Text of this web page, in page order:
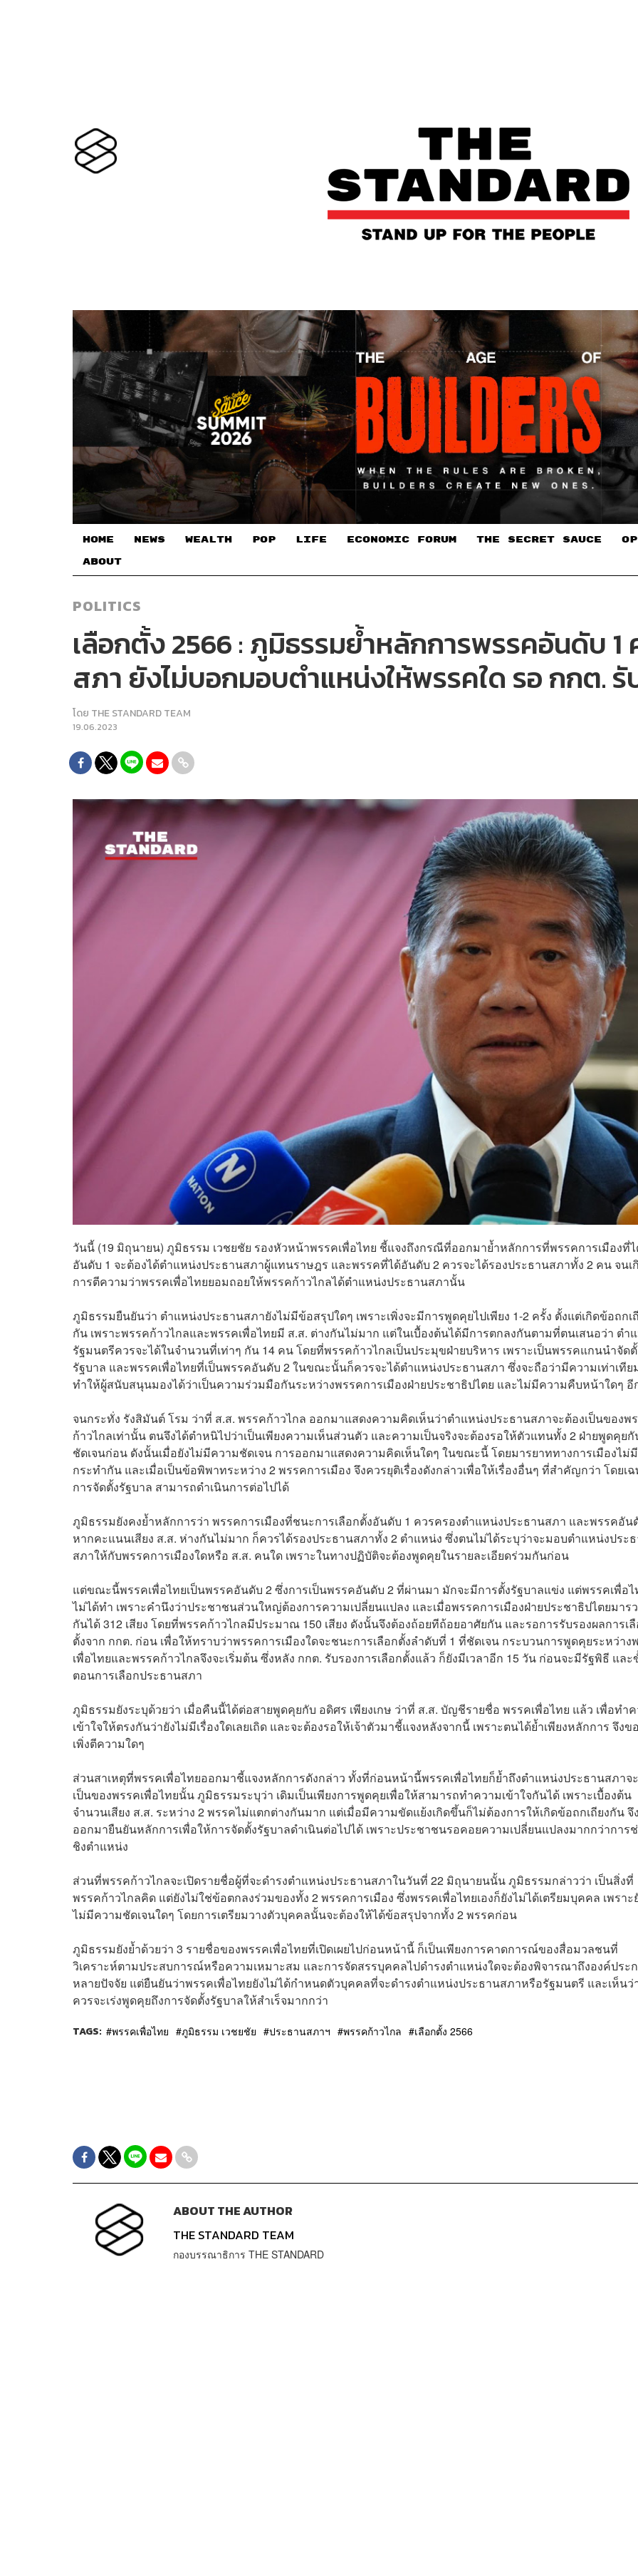
HOME NEWS WEALTH POP LIFE ECONOMIC FORUM THE SECRET SAUCE​
ABOUT
POLITICS
เลือกตั้ง 2566 : ภูมิธรรมย้ำหลักการพรรคอันดับ 1
สภา ยังไม่บอกมอบตำแหน่งให้พรรคใด รอ กกต.
โดย THE STANDARD TEAM
19.06.2023
วันนี้ (19 มิถุนายน) ภูมิธรรม เวชยชัย รองหัวหน้าพรรคเพื่อไทย ชี้แจงถึงกรณีที่ออกมาย้ำหลักการที่พรรคการเมืองที่
อันดับ 1 จะต้องได้ตำแหน่งประธานสภาผู้แทนราษฎร และพรรคที่ได้อันดับ 2 ควรจะได้รองประธานสภาทั้ง 2 คน จนเ
การตีความว่าพรรคเพื่อไทยยอมถอยให้พรรคก้าวไกลได้ตำแหน่งประธานสภานั้น
ภูมิธรรมยืนยันว่า ตำแหน่งประธานสภายังไม่มีข้อสรุปใดๆ เพราะเพิ่งจะมีการพูดคุยไปเพียง 1-2 ครั้ง ตั้งแต่เกิดข้อถกเ
กัน เพราะพรรคก้าวไกลและพรรคเพื่อไทยมี ส.ส. ต่างกันไม่มาก แต่ในเบื้องต้นได้มีการตกลงกันตามที่ตนเสนอว่า ตำ
รัฐมนตรีควรจะได้ในจำนวนที่เท่าๆ กัน 14 คน โดยที่พรรคก้าวไกลเป็นประมุขฝ่ายบริหาร เพราะเป็นพรรคแกนนำจัด
รัฐบาล และพรรคเพื่อไทยที่เป็นพรรคอันดับ 2 ในขณะนั้นก็ควรจะได้ตำแหน่งประธานสภา ซึ่งจะถือว่ามีความเท่าเที
ทำให้ผู้สนับสนุนมองได้ว่าเป็นความร่วมมือกันระหว่างพรรคการเมืองฝ่ายประชาธิปไตย และไม่มีความคืบหน้าใดๆ
จนกระทั่ง รังสิมันต์ โรม ว่าที่ ส.ส. พรรคก้าวไกล ออกมาแสดงความคิดเห็นว่าตำแหน่งประธานสภาจะต้องเป็นของพ
ก้าวไกลเท่านั้น ตนจึงได้ตำหนิไปว่าเป็นเพียงความเห็นส่วนตัว และความเป็นจริงจะต้องรอให้ตัวแทนทั้ง 2 ฝ่ายพูดคุย
ชัดเจนก่อน ดังนั้นเมื่อยังไม่มีความชัดเจน การออกมาแสดงความคิดเห็นใดๆ ในขณะนี้ โดยมารยาททางการเมืองไม่
กระทำกัน และเมื่อเป็นข้อพิพาทระหว่าง 2 พรรคการเมือง จึงควรยุติเรื่องดังกล่าวเพื่อให้เรื่องอื่นๆ ที่สำคัญกว่า โดยเ
การจัดตั้งรัฐบาล สามารถดำเนินการต่อไปได้
ภูมิธรรมยังคงย้ำหลักการว่า พรรคการเมืองที่ชนะการเลือกตั้งอันดับ 1 ควรครองตำแหน่งประธานสภา และพรรคอัน
หากคะแนนเสียง ส.ส. ห่างกันไม่มาก ก็ควรได้รองประธานสภาทั้ง 2 ตำแหน่ง ซึ่งตนไม่ได้ระบุว่าจะมอบตำแหน่งประ
สภาให้กับพรรคการเมืองใดหรือ ส.ส. คนใด เพราะในทางปฏิบัติจะต้องพูดคุยในรายละเอียดร่วมกันก่อน
แต่ขณะนี้พรรคเพื่อไทยเป็นพรรคอันดับ 2 ซึ่งการเป็นพรรคอันดับ 2 ที่ผ่านมา มักจะมีการตั้งรัฐบาลแข่ง แต่พรรคเพื่อ
ไม่ได้ทำ เพราะคำนึงว่าประชาชนส่วนใหญ่ต้องการความเปลี่ยนแปลง และเมื่อพรรคการเมืองฝ่ายประชาธิปไตยมาร
กันได้ 312 เสียง โดยที่พรรคก้าวไกลมีประมาณ 150 เสียง ดังนั้นจึงต้องถ้อยทีถ้อยอาศัยกัน และรอการรับรองผลการเ
ตั้งจาก กกต. ก่อน เพื่อให้ทราบว่าพรรคการเมืองใดจะชนะการเลือกตั้งลำดับที่ 1 ที่ชัดเจน กระบวนการพูดคุยระหว่าง
เพื่อไทยและพรรคก้าวไกลจึงจะเริ่มต้น ซึ่งหลัง กกต. รับรองการเลือกตั้งแล้ว ก็ยังมีเวลาอีก 15 วัน ก่อนจะมีรัฐพิธี แล
ตอนการเลือกประธานสภา
ภูมิธรรมยังระบุด้วยว่า เมื่อคืนนี้ได้ต่อสายพูดคุยกับ อดิศร เพียงเกษ ว่าที่ ส.ส. บัญชีรายชื่อ พรรคเพื่อไทย แล้ว เพื่อทำ
เข้าใจให้ตรงกันว่ายังไม่มีเรื่องใดเลยเถิด และจะต้องรอให้เจ้าตัวมาชี้แจงหลังจากนี้ เพราะตนได้ย้ำเพียงหลักการ จึงข
เพิ่งตีความใดๆ
ส่วนสาเหตุที่พรรคเพื่อไทยออกมาชี้แจงหลักการดังกล่าว ทั้งที่ก่อนหน้านี้พรรคเพื่อไทยก็ย้ำถึงตำแหน่งประธานสภาจ
เป็นของพรรคเพื่อไทยนั้น ภูมิธรรมระบุว่า เดิมเป็นเพียงการพูดคุยเพื่อให้สามารถทำความเข้าใจกันได้ เพราะเบื้องต้น
จำนวนเสียง ส.ส. ระหว่าง 2 พรรคไม่แตกต่างกันมาก แต่เมื่อมีความขัดแย้งเกิดขึ้นก็ไม่ต้องการให้เกิดข้อถกเถียงกัน จึ
ออกมายืนยันหลักการเพื่อให้การจัดตั้งรัฐบาลดำเนินต่อไปได้ เพราะประชาชนรอคอยความเปลี่ยนแปลงมากกว่าการ
ชิงตำแหน่ง
ส่วนที่พรรคก้าวไกลจะเปิดรายชื่อผู้ที่จะดำรงตำแหน่งประธานสภาในวันที่ 22 มิถุนายนนั้น ภูมิธรรมกล่าวว่า เป็นสิ่งที่
พรรคก้าวไกลคิด แต่ยังไม่ใช่ข้อตกลงร่วมของทั้ง 2 พรรคการเมือง ซึ่งพรรคเพื่อไทยเองก็ยังไม่ได้เตรียมบุคคล เพราะ
ไม่มีความชัดเจนใดๆ โดยการเตรียมวางตัวบุคคลนั้นจะต้องให้ได้ข้อสรุปจากทั้ง 2 พรรคก่อน
ภูมิธรรมยังย้ำด้วยว่า 3 รายชื่อของพรรคเพื่อไทยที่เปิดเผยไปก่อนหน้านี้ ก็เป็นเพียงการคาดการณ์ของสื่อมวลชนที่
วิเคราะห์ตามประสบการณ์หรือความเหมาะสม และการจัดสรรบุคคลไปดำรงตำแหน่งใดจะต้องพิจารณาถึงองค์ประ
หลายปัจจัย แต่ยืนยันว่าพรรคเพื่อไทยยังไม่ได้กำหนดตัวบุคคลที่จะดำรงตำแหน่งประธานสภาหรือรัฐมนตรี และเห็นว่
ควรจะเร่งพูดคุยถึงการจัดตั้งรัฐบาลให้สำเร็จมากกว่า
TAGS: พรรคเพื่อไทย ภูมิธรรม เวชยชัย ประธานสภาฯ พรรคก้าวไกล เลือกตั้ง 2566
ABOUT THE AUTHOR
THE STANDARD TEAM
กองบรรณาธิการ THE STANDARD